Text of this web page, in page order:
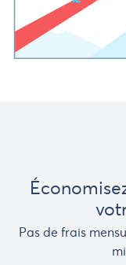
Pas de frais